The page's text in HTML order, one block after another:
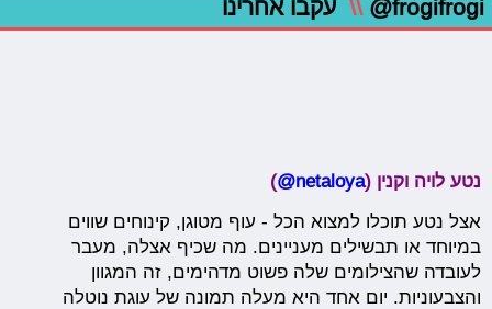
@frogifrogi
\\ עקבו אחרינו
נטע לויה וקנין (netaloya@
)
אצל נטע תוכלו למצוא הכל - עוף מטוגן, קינוחים שווים
במיוחד או תבשילים מעניינים. מה שכיף אצלה, מעבר
לעובדה שהצילומים שלה פשוט מדהימים, זה המגוון
והצבעוניות. יום אחד היא מעלה תמונה של עוגת נוטלה